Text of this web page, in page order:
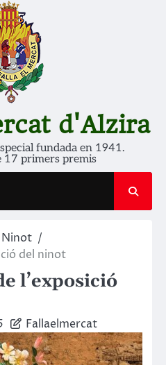
d'Alzira
fundada en 1941.
17 primers premis
Ninot
del ninot
l’exposició
Fallaelmercat